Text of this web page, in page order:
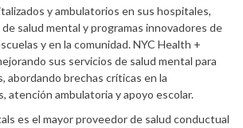
y ambulatorios en sus hospitales,
salud mental y programas innovadores de
y en la comunidad. NYC Health +
sus servicios de salud mental para
abordando brechas críticas en la
atención ambulatoria y apoyo escolar.
es el mayor proveedor de salud conductual